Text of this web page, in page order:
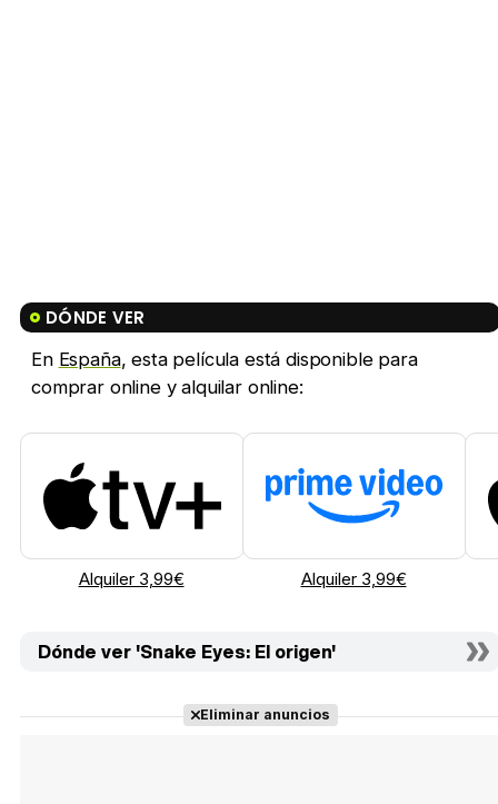
DÓNDE VER
En España, esta película está disponible para
comprar online y alquilar online:
Alquiler 3,99€ Alquiler 3,99€
Dónde ver 'Snake Eyes: El origen'
Eliminar anuncios